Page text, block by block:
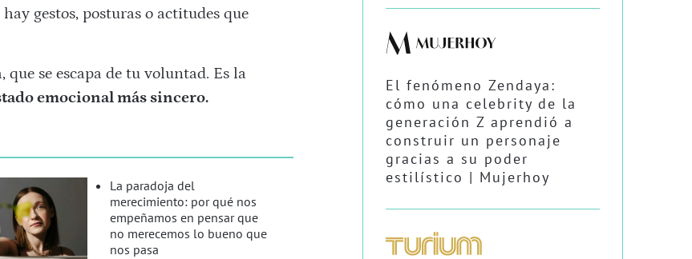
hay gestos, posturas o actitudes que
se escapa de tu voluntad. Es la
emocional más sincero.
La paradoja del
merecimiento: por qué nos
empeñamos en pensar que
no merecemos lo bueno que
nos pasa
El fenómeno Zendaya:
cómo una celebrity de la
generación Z aprendió a
construir un personaje
gracias a su poder
estilístico | Mujerhoy